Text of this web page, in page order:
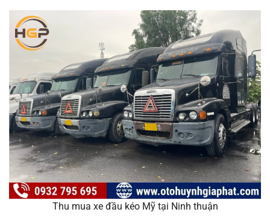
Thu mua xe đầu kéo Mỹ tại Ninh thuận